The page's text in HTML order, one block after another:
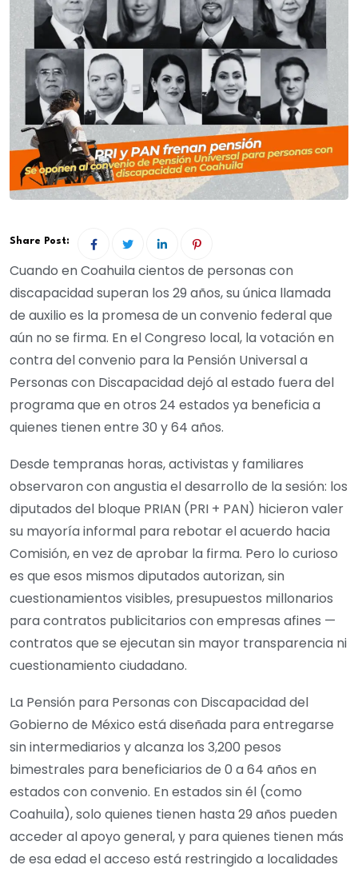
Share Post:
Cuando en Coahuila cientos de personas con
discapacidad superan los 29 años, su única llamada
de auxilio es la promesa de un convenio federal que
aún no se firma. En el Congreso local, la votación en
contra del convenio para la Pensión Universal a
Personas con Discapacidad dejó al estado fuera del
programa que en otros 24 estados ya beneficia a
quienes tienen entre 30 y 64 años.
Desde tempranas horas, activistas y familiares
observaron con angustia el desarrollo de la sesión: los
diputados del bloque PRIAN (PRI + PAN) hicieron valer
su mayoría informal para rebotar el acuerdo hacia
Comisión, en vez de aprobar la firma. Pero lo curioso
es que esos mismos diputados autorizan, sin
cuestionamientos visibles, presupuestos millonarios
para contratos publicitarios con empresas afines —
contratos que se ejecutan sin mayor transparencia ni
cuestionamiento ciudadano.
La Pensión para Personas con Discapacidad del
Gobierno de México está diseñada para entregarse
sin intermediarios y alcanza los 3,200 pesos
bimestrales para beneficiarios de 0 a 64 años en
estados con convenio. En estados sin él (como
Coahuila), solo quienes tienen hasta 29 años pueden
acceder al apoyo general, y para quienes tienen más
de esa edad el acceso está restringido a localidades